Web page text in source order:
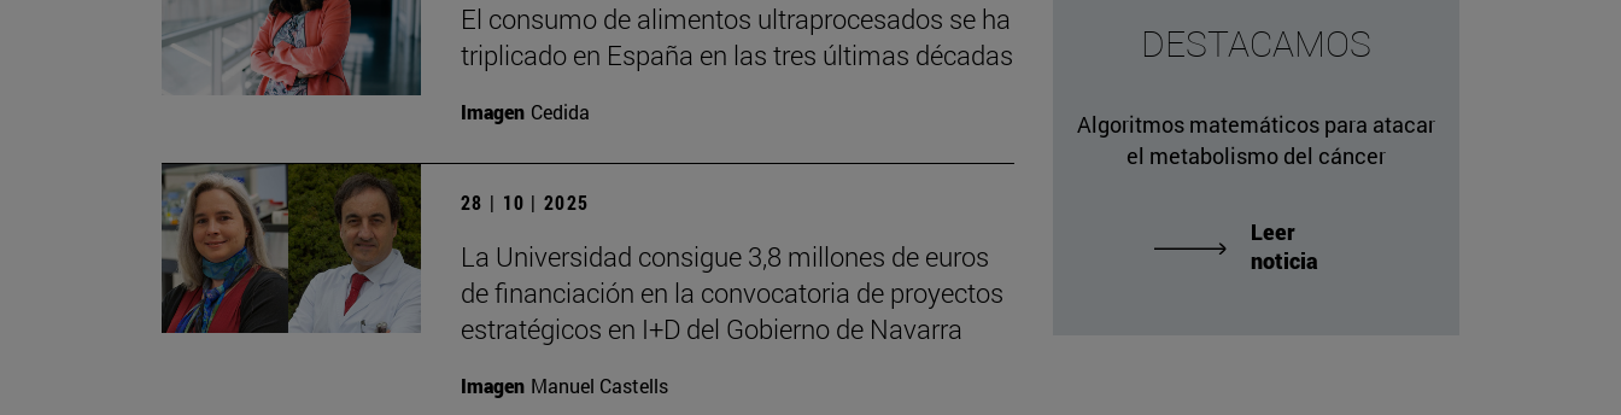
El consumo de alimentos ultraprocesados se ha
triplicado en España en las tres últimas décadas
Imagen Cedida
28 | 10 | 2025
La Universidad consigue 3,8 millones de euros
de financiación en la convocatoria de proyectos
estratégicos en I+D del Gobierno de Navarra
Imagen Manuel Castells
DESTACAMOS
Algoritmos matemáticos para atacar
el metabolismo del cáncer
Leer
noticia